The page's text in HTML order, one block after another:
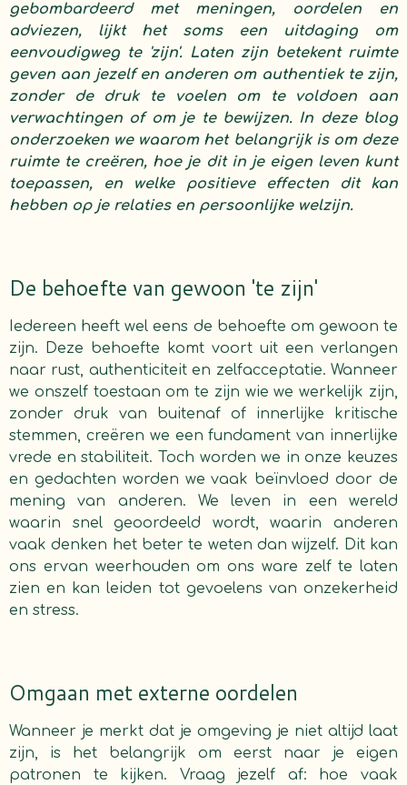
gebombardeerd met meningen, oordelen en
adviezen, lijkt het soms een uitdaging om
eenvoudigweg te 'zijn'. Laten zijn betekent ruimte
geven aan jezelf en anderen om authentiek te zijn,
zonder de druk te voelen om te voldoen aan
verwachtingen of om je te bewijzen. In deze blog
onderzoeken we waarom het belangrijk is om deze
ruimte te creëren, hoe je dit in je eigen leven kunt
toepassen, en welke positieve effecten dit kan
hebben op je relaties en persoonlijke welzijn.
De behoefte van gewoon 'te zijn'
Iedereen heeft wel eens de behoefte om gewoon te
zijn. Deze behoefte komt voort uit een verlangen
naar rust, authenticiteit en zelfacceptatie. Wanneer
we onszelf toestaan om te zijn wie we werkelijk zijn,
zonder druk van buitenaf of innerlijke kritische
stemmen, creëren we een fundament van innerlijke
vrede en stabiliteit. Toch worden we in onze keuzes
en gedachten worden we vaak beïnvloed door de
mening van anderen. We leven in een wereld
waarin snel geoordeeld wordt, waarin anderen
vaak denken het beter te weten dan wijzelf. Dit kan
ons ervan weerhouden om ons ware zelf te laten
zien en kan leiden tot gevoelens van onzekerheid
en stress.
Omgaan met externe oordelen
Wanneer je merkt dat je omgeving je niet altijd laat
zijn, is het belangrijk om eerst naar je eigen
patronen te kijken. Vraag jezelf af: hoe vaak